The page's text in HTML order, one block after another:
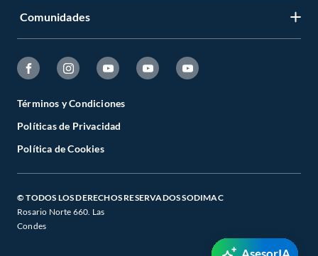
Comunidades
Términos y Condiciones
Políticas de Privacidad
Política de Cookies
© TODOS LOS DERECHOS RESERVADOS SODIMAC
Rosario Norte 660. Las
Condes